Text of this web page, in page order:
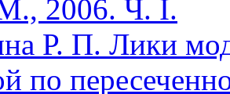
2006. Ч. I.
Р. П. Лики
по